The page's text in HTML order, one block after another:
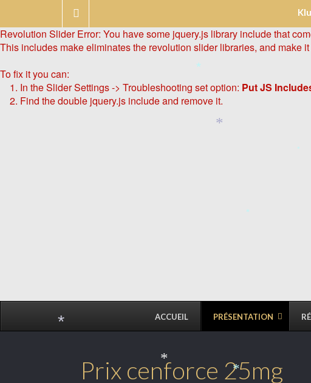
Revolution Slider Error: You have some jquery.js library include that
This includes make eliminates the revolution slider libraries, and make
To fix it you can:
1. In the Slider Settings -> Troubleshooting set option: Put JS
2. Find the double jquery.js include and remove it.
ACCUEIL PRÉSENTATION
Prix cenforce 25mg
*
*